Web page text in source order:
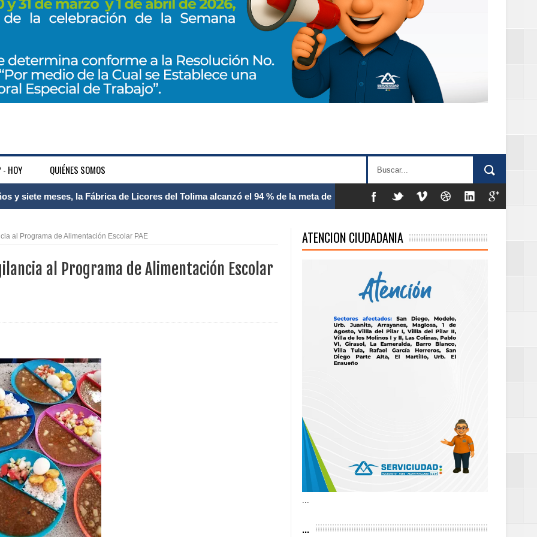
- HOY QUIÉNES SOMOS
Matecaña fortalece su conectividad con una nueva frecuencia
el Mecanismo Articulador Departamental para el abordaje de las violencias
continúa renovando espacios comunitarios que llevaban décadas sin
la vida de 68 estudiantes rurales en Filadelfia gracias al Gobierno de
en Tuluá tendrá comedor comunitario gracias al Galardón de la Mujer
al Programa de Alimentación Escolar PAE
al Programa de Alimentación Escolar
ATENCION CIUDADANIA
...